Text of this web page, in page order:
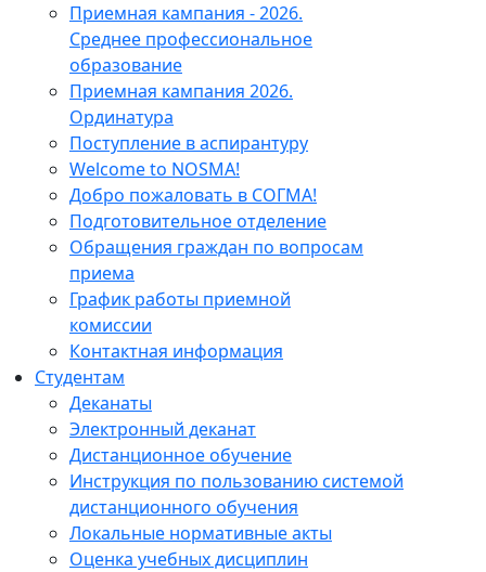
Приемная кампания - 2026.
Среднее профессиональное
образование
Приемная кампания 2026.
Ординатура
Поступление в аспирантуру
Welcome to NOSMA!
Добро пожаловать в СОГМА!
Подготовительное отделение
Обращения граждан по вопросам
приема
График работы приемной
комиссии
Контактная информация
Студентам
Деканаты
Электронный деканат
Дистанционное обучение
Инструкция по пользованию системой
дистанционного обучения
Локальные нормативные акты
Оценка учебных дисциплин